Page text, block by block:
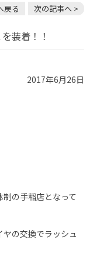
戻る 次の記事へ >
装着！！
2017年6月26日
の手稲店となって
の交換でラッシュ